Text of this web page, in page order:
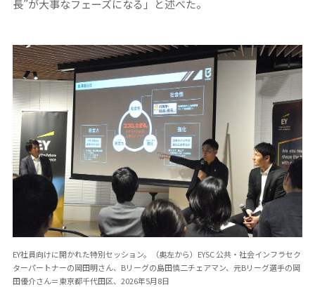
長”が大事なフェーズになる」と述べた。
EY社員向けに開かれた特別セッション。（奥左から）EYSC 公共・社会インフラセク
ターパートナーの岡田明さん、Bリーグの島田慎二チェアマン、元Bリーグ選手の岡
田優介さん＝東京都千代田区、2026年5月8日